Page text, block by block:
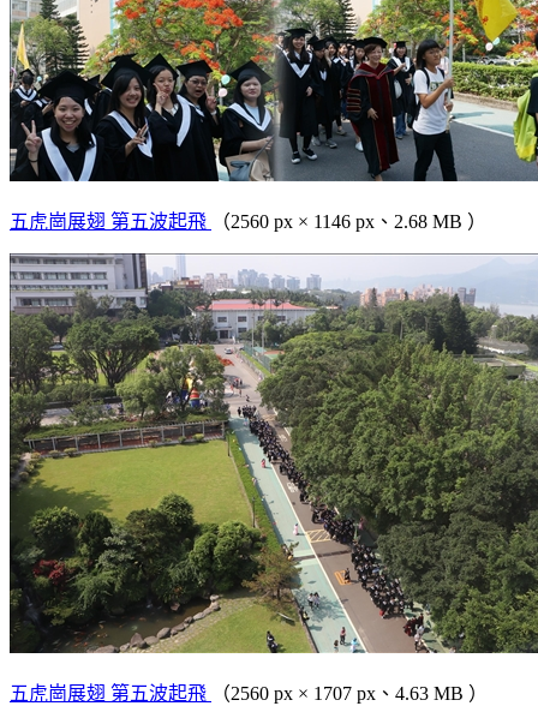
五虎崗展翅 第五波起飛 （2560 px × 1146 px、2.68 MB ）
五虎崗展翅 第五波起飛 （2560 px × 1707 px、4.63 MB ）